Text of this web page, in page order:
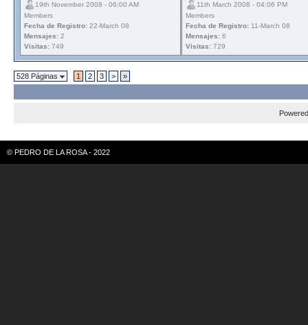
19th November 2008 - 06:00 AM
Members
Fecha de Registro: 22-March 08
Mensajes: 2
Visitas: 749
11th March 2008 - 04:06 PM
Members
Fecha de Registro: 11-March 08
Mensajes: 6
Visitas: 729
528 Páginas 1 2 3 > »
© PEDRO DE LA ROSA - 2022